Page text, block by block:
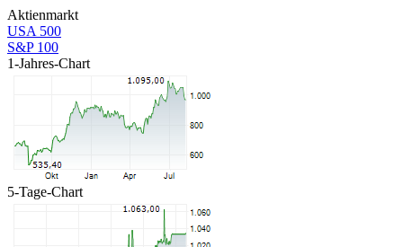
Aktienmarkt
USA 500
S&P 100
1-Jahres-Chart
5-Tage-Chart